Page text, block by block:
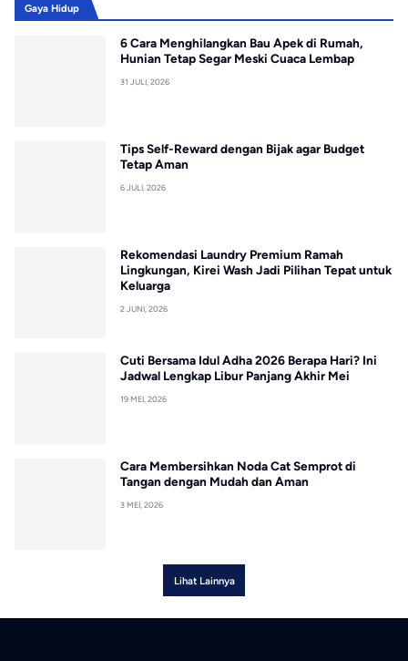
Gaya Hidup
6 Cara Menghilangkan Bau Apek di Rumah,
Hunian Tetap Segar Meski Cuaca Lembap
31 JULI, 2026
Tips Self-Reward dengan Bijak agar Budget
Tetap Aman
6 JULI, 2026
Rekomendasi Laundry Premium Ramah
Lingkungan, Kirei Wash Jadi Pilihan Tepat untuk
Keluarga
2 JUNI, 2026
Cuti Bersama Idul Adha 2026 Berapa Hari? Ini
Jadwal Lengkap Libur Panjang Akhir Mei
19 MEI, 2026
Cara Membersihkan Noda Cat Semprot di
Tangan dengan Mudah dan Aman
3 MEI, 2026
Lihat Lainnya